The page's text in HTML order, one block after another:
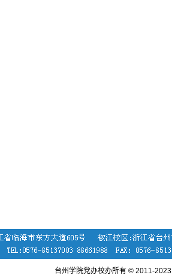
台州学院党办校办所有 © 2011-2023